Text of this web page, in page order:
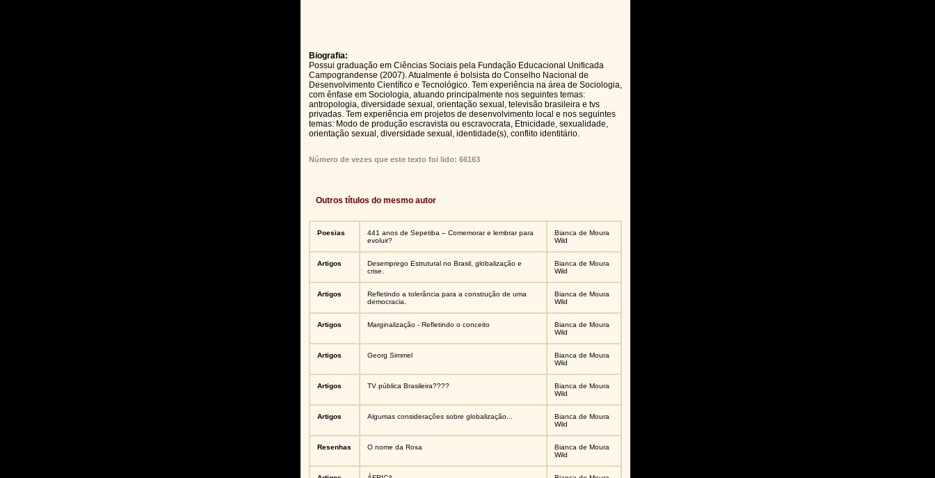
Biografia:
Possui graduação em Ciências Sociais pela Fundação Educacional Unificada
Campograndense (2007). Atualmente é bolsista do Conselho Nacional de
Desenvolvimento Científico e Tecnológico. Tem experiência na área de Sociologia,
com ênfase em Sociologia, atuando principalmente nos seguintes temas:
antropologia, diversidade sexual, orientação sexual, televisão brasileira e tvs
privadas. Tem experiência em projetos de desenvolvimento local e nos seguintes
temas: Modo de produção escravista ou escravocrata, Etnicidade, sexualidade,
orientação sexual, diversidade sexual, identidade(s), conflito identitário.
Número de vezes que este texto foi lido: 66163
Outros títulos do mesmo autor
Poesias
441 anos de Sepetiba – Comemorar e lembrar para
evoluir?
Bianca de Moura
Wild
Artigos
Desemprego Estrutural no Brasil, globalização e
crise.
Bianca de Moura
Wild
Artigos
Refletindo a tolerância para a construção de uma
democracia.
Bianca de Moura
Wild
Artigos Marginalização - Refletindo o conceito
Bianca de Moura
Wild
Artigos Georg Simmel
Bianca de Moura
Wild
Artigos TV pública Brasileira????
Bianca de Moura
Wild
Artigos Algumas considerações sobre globalização...
Bianca de Moura
Wild
Resenhas O nome da Rosa
Bianca de Moura
Wild